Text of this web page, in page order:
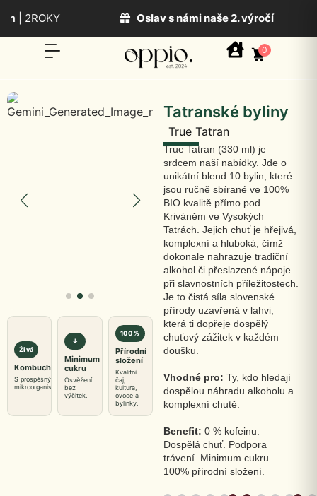
| 2ROKY Oslav s námi naše 2. výročí
0
Živá
Kombucha
S prospěšnými
mikroorganismy
↓
Minimum
cukru
Osvěžení
bez
výčitek.
100 %
Přírodní
složení
Kvalitní
čaj,
kultura,
ovoce a
bylinky.
Tatranské byliny
True Tatran
True Tatran (330 ml) je
srdcem naší nabídky. Jde o
unikátní blend 10 bylin, které
jsou ručně sbírané ve 100%
BIO kvalitě přímo pod
Kriváněm ve Vysokých
Tatrách. Jejich chuť je hřejivá,
komplexní a hluboká, čímž
dokonale nahrazuje tradiční
alkohol či přeslazené nápoje
při slavnostních příležitostech.
Je to čistá síla slovenské
přírody uzavřená v lahvi,
která ti dopřeje dospělý
chuťový zážitek v každém
doušku.
Vhodné pro: Ty, kdo hledají
dospělou náhradu alkoholu a
komplexní chutě.
Benefit: 0 % kofeinu.
Dospělá chuť. Podpora
trávení. Minimum cukru.
100% přírodní složení.